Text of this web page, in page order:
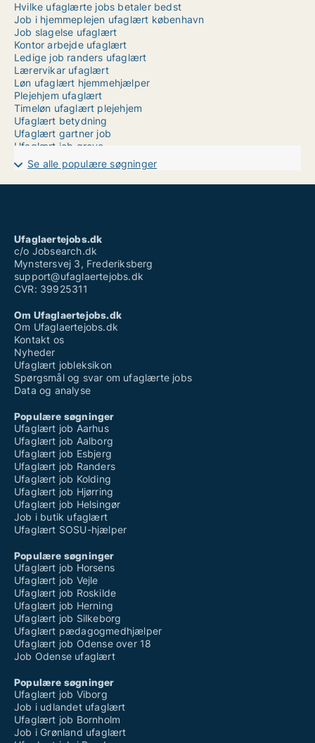
Hvilke ufaglærte jobs betaler bedst
Job i hjemmeplejen ufaglært københavn
Job slagelse ufaglært
Kontor arbejde ufaglært
Ledige job randers ufaglært
Lærervikar ufaglært
Løn ufaglært hjemmehjælper
Plejehjem ufaglært
Timeløn ufaglært plejehjem
Ufaglært betydning
Ufaglært gartner job
Ufaglært job greve
Ufaglært job guldborgsund kommune
Ufaglært job københavn
Ufaglært job københavn deltid
Ufaglært job struer
Ufaglært job syddanmark
Se alle populære søgninger
Ufaglaertejobs.dk
c/o Jobsearch.dk
Mynstersvej 3, Frederiksberg
support@ufaglaertejobs.dk
CVR: 39925311
Om Ufaglaertejobs.dk
Om Ufaglaertejobs.dk
Kontakt os
Nyheder
Ufaglært jobleksikon
Spørgsmål og svar om ufaglærte jobs
Data og analyse
Populære søgninger
Ufaglært job Aarhus
Ufaglært job Aalborg
Ufaglært job Esbjerg
Ufaglært job Randers
Ufaglært job Kolding
Ufaglært job Hjørring
Ufaglært job Helsingør
Job i butik ufaglært
Ufaglært SOSU-hjælper
Populære søgninger
Ufaglært job Horsens
Ufaglært job Vejle
Ufaglært job Roskilde
Ufaglært job Herning
Ufaglært job Silkeborg
Ufaglært pædagogmedhjælper
Ufaglært job Odense over 18
Job Odense ufaglært
Populære søgninger
Ufaglært job Viborg
Job i udlandet ufaglært
Ufaglært job Bornholm
Job i Grønland ufaglært